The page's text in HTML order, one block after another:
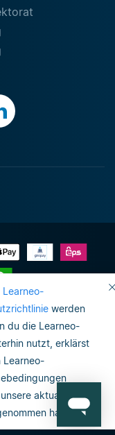
Learneo-
werden
du die Learneo-
nutzt, erklärst
Learneo-
aktualisierte
hast.
info